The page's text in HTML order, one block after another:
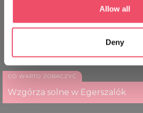
If you allow, we would also like to:
which can be accurate to within
Identify your device by actively
specific characteristics
Find out more about how your
and set your preferences in the
Allow all
Deny
Aquaticum Debrecen
CO WARTO ZOBACZYĆ
Wzgórza solne w Egerszalók